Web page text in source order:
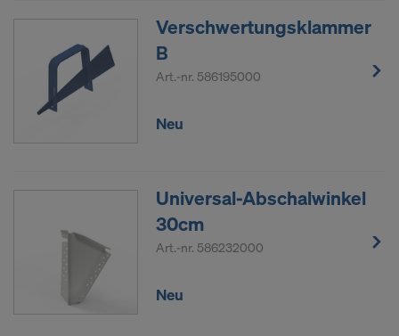
Verschwertungsklammer
B
Art.-nr. 586195000
Neu
Universal-Abschalwinkel
30cm
Art.-nr. 586232000
Neu